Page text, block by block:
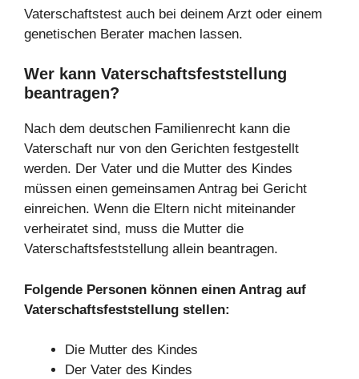
Vaterschaftstest auch bei deinem Arzt oder einem
genetischen Berater machen lassen.
Wer kann Vaterschaftsfeststellung
beantragen?
Nach dem deutschen Familienrecht kann die
Vaterschaft nur von den Gerichten festgestellt
werden. Der Vater und die Mutter des Kindes
müssen einen gemeinsamen Antrag bei Gericht
einreichen. Wenn die Eltern nicht miteinander
verheiratet sind, muss die Mutter die
Vaterschaftsfeststellung allein beantragen.
Folgende Personen können einen Antrag auf
Vaterschaftsfeststellung stellen:
Die Mutter des Kindes
Der Vater des Kindes